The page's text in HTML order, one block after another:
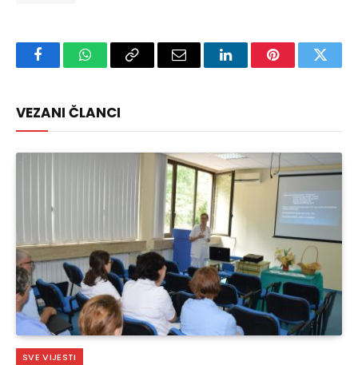
FacebookWhatsAppCopy
Email LinkedInPinterest
VEZANI ČLANCI
SVE VIJESTI